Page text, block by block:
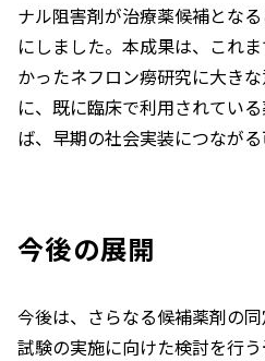
ナル阻害剤が治療薬候補とな
にしました。本成果は、これ
かったネフロン癆研究に大き
に、既に臨床で利用されてい
ば、早期の社会実装につながる
今後の展開
今後は、さらなる候補薬剤の
試験の実施に向けた検討を行う